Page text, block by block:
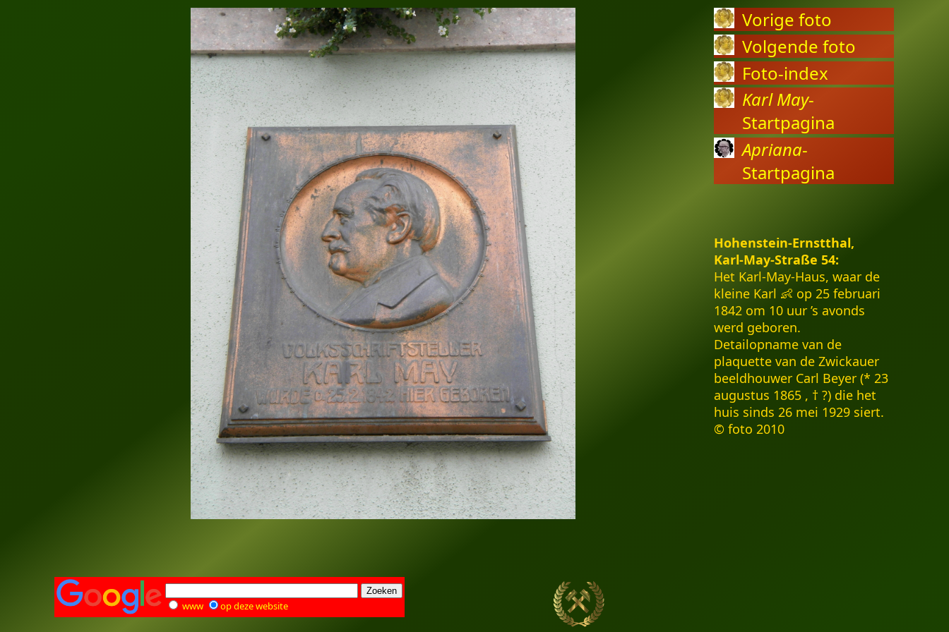
Vorige foto
Volgende foto
Foto-index
Karl May-
Startpagina
Apriana-
Startpagina
Hohenstein-Ernstthal,
Karl-May-Straße 54:
Het Karl-May-Haus, waar de
kleine Karl 👶 op 25 februari
1842 om 10 uur ’s avonds
werd geboren.
Detailopname van de
plaquette van de Zwickauer
beeldhouwer Carl Beyer (* 23
augustus 1865 , † ?) die het
huis sinds 26 mei 1929 siert.
© foto 2010
www op deze website